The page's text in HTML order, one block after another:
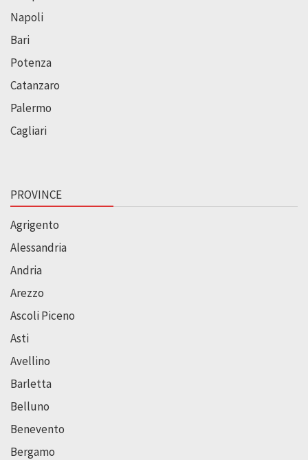
Napoli
Bari
Potenza
Catanzaro
Palermo
Cagliari
PROVINCE
Agrigento
Alessandria
Andria
Arezzo
Ascoli Piceno
Asti
Avellino
Barletta
Belluno
Benevento
Bergamo